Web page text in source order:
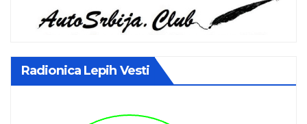
Radionica Lepih Vesti